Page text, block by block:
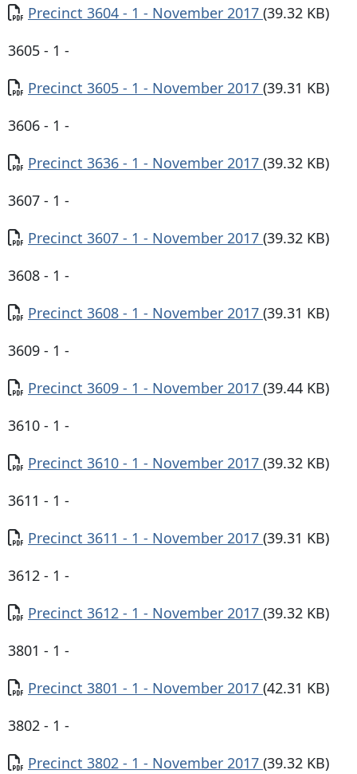
Documento
Precinct 3604 - 1 - November 2017 (39.32 KB)
3605 - 1 -
Documento
Precinct 3605 - 1 - November 2017 (39.31 KB)
3606 - 1 -
Documento
Precinct 3636 - 1 - November 2017 (39.32 KB)
3607 - 1 -
Documento
Precinct 3607 - 1 - November 2017 (39.32 KB)
3608 - 1 -
Documento
Precinct 3608 - 1 - November 2017 (39.31 KB)
3609 - 1 -
Documento
Precinct 3609 - 1 - November 2017 (39.44 KB)
3610 - 1 -
Documento
Precinct 3610 - 1 - November 2017 (39.32 KB)
3611 - 1 -
Documento
Precinct 3611 - 1 - November 2017 (39.31 KB)
3612 - 1 -
Documento
Precinct 3612 - 1 - November 2017 (39.32 KB)
3801 - 1 -
Documento
Precinct 3801 - 1 - November 2017 (42.31 KB)
3802 - 1 -
Documento
Precinct 3802 - 1 - November 2017 (39.32 KB)